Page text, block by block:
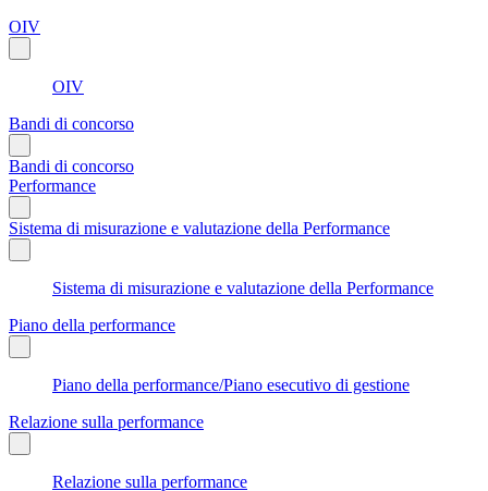
OIV
OIV
Bandi di concorso
Bandi di concorso
Performance
Sistema di misurazione e valutazione della Performance
Sistema di misurazione e valutazione della Performance
Piano della performance
Piano della performance/Piano esecutivo di gestione
Relazione sulla performance
Relazione sulla performance